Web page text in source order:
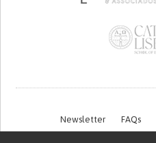
Newsletter FAQs